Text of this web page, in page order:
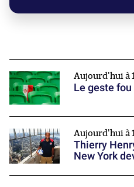
Aujourd'hui à
Le geste
Aujourd'hui à
Thierry
New York